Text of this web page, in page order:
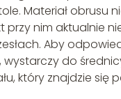
Materiał obrusu
przy nim aktualnie
Aby
wystarczy do
który znajdzie się